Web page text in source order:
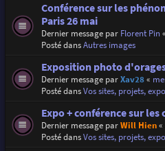
Conférence sur les
Paris 26 mai
Dernier message par Florent Pin«
Posté dansAutres images
Exposition photo
Dernier message parXav28«
Posté dansVos sites, projets,
Expo + conférence sur les
Dernier message parWill Hien«
Posté dansVos sites, projets,